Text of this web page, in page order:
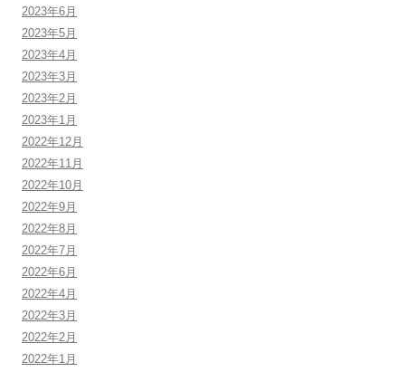
2023年6月
2023年5月
2023年4月
2023年3月
2023年2月
2023年1月
2022年12月
2022年11月
2022年10月
2022年9月
2022年8月
2022年7月
2022年6月
2022年4月
2022年3月
2022年2月
2022年1月